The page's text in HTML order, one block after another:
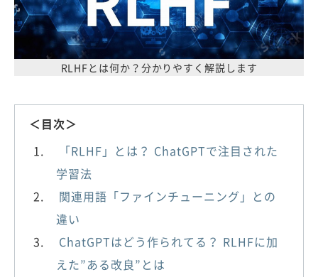
RLHFとは何か？分かりやすく解説します
＜目次＞
「RLHF」とは？ ChatGPTで注目された
学習法
関連用語「ファインチューニング」との
違い
ChatGPTはどう作られてる？ RLHFに加
えた”ある改良”とは